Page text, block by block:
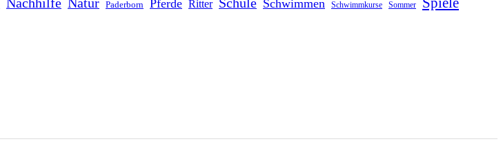
Paderborn Pferde Ritter Schwimmen Schwimmkurse Sommer